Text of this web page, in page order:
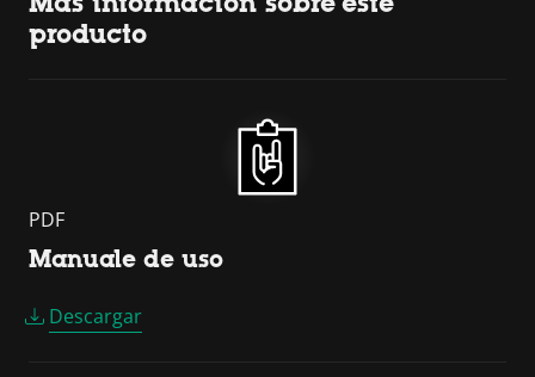
producto
PDF
Manuale de uso
Descargar